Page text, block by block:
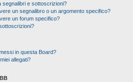
segnalibri e sottoscrizioni?
un segnalibro o un argomento specifico?
un forum specifico?
in questa Board?
allegati?